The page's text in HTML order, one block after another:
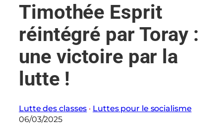
e
r
Timothée Esprit
réintégré par Toray :
une victoire par la
lutte !
Lutte des classes · Luttes pour le socialisme
06/03/2025